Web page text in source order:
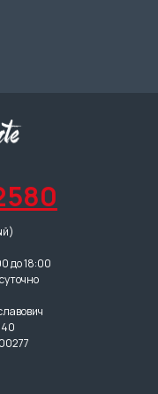
до 18:00